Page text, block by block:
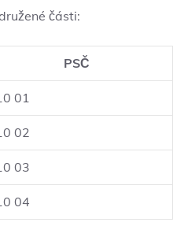
části:
PSČ
01
02
03
04